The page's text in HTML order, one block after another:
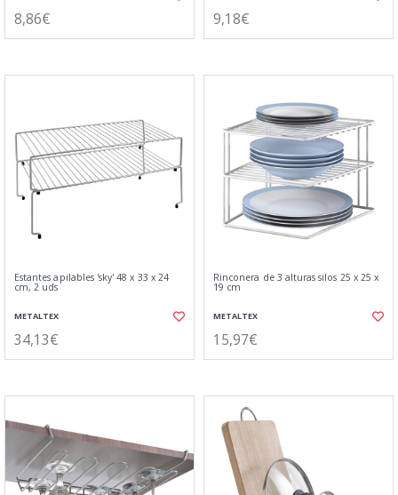
8,86€ 9,18€
Estantes apilables 'sky' 48 x 33 x 24
cm, 2 uds
METALTEX
34,13€
Rinconera de 3 alturas silos 25 x 25 x
19 cm
METALTEX
15,97€